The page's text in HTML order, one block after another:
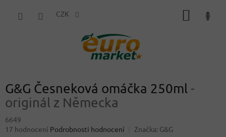
CZK
G&G Česneková omáčka 250ml -
originál z Německa
6649
Průměrné
17 hodnocení Podrobnosti hodnocení Značka: G&G